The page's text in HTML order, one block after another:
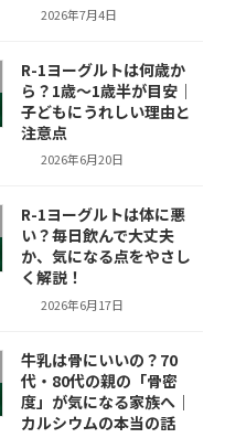
2026年7月4日
R-1ヨーグルトは何歳か
ら？1歳〜1歳半が目安｜
子どもにうれしい理由と
注意点
2026年6月20日
R-1ヨーグルトは体に悪
い？毎日飲んで大丈夫
か、気になる点をやさし
く解説！
2026年6月17日
牛乳は骨にいいの？70
代・80代の親の「骨密
度」が気になる家族へ｜
カルシウムの本当の話